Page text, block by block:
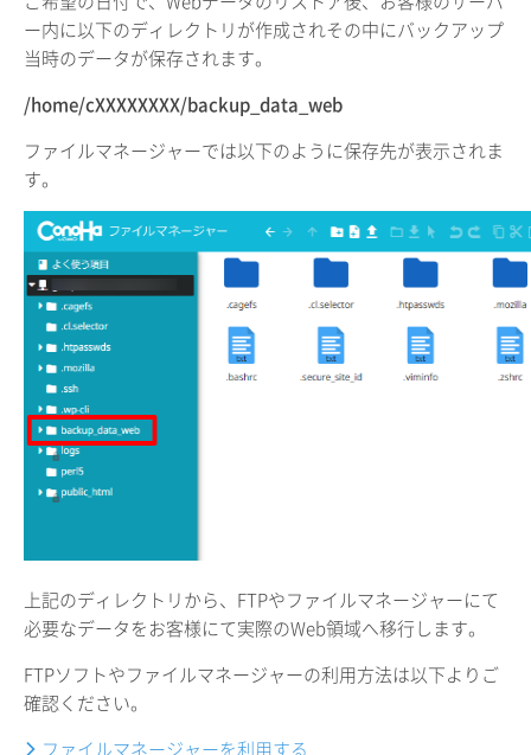
ー内に以下のディレクトリが作成されその中にバックアップ
当時のデータが保存されます。
/home/cXXXXXXXX/backup_data_web
ファイルマネージャーでは以下のように保存先が表示されま
す。
上記のディレクトリから、FTPやファイルマネージャーにて
必要なデータをお客様にて実際のWeb領域へ移行します。
FTPソフトやファイルマネージャーの利用方法は以下よりご
確認ください。
ファイルマネージャーを利用する